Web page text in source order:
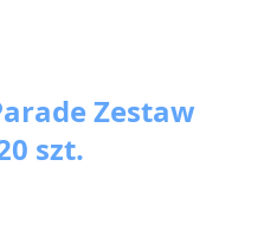
Zestaw
szt.